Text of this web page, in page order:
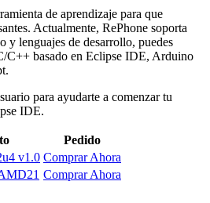
de aprendizaje para que
Actualmente, RePhone soporta
y lenguajes de desarrollo, puedes
C++ basado en Eclipse IDE, Arduino
para ayudarte a comenzar tu
IDE.
Pedido
v1.0 Comprar Ahora
Comprar Ahora